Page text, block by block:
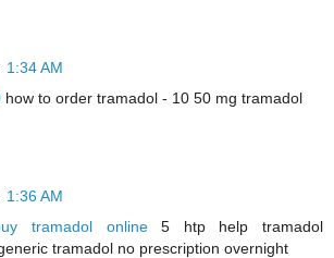
1:34 AM
how to order tramadol - 10 50 mg tramadol
1:36 AM
tramadol online5 htp help tramadol
tramadol no prescription overnight